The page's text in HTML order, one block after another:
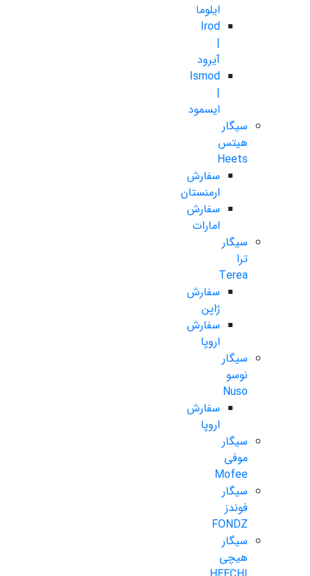
ایلوما
Irod
|
آیرود
Ismod
|
ایسمود
سیگار
هیتس
Heets
سفارش
ارمنستان
سفارش
امارات
سیگار
ترا
Terea
سفارش
ژاپن
سفارش
اروپا
سیگار
نوسو
Nuso
سفارش
اروپا
سیگار
موفی
Mofee
سیگار
فوندز
FONDZ
سیگار
هیچی